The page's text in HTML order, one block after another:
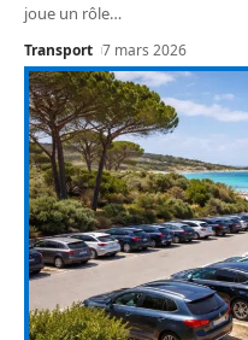
joue un rôle…
Transport 7 mars 2026